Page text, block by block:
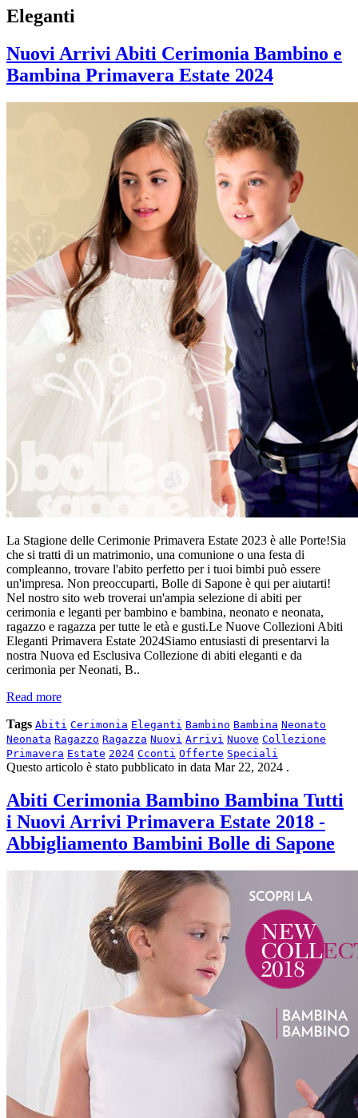
Eleganti
Nuovi Arrivi Abiti Cerimonia Bambino e
Bambina Primavera Estate 2024
La Stagione delle Cerimonie Primavera Estate 2023 è alle Porte!Sia
che si tratti di un matrimonio, una comunione o una festa di
compleanno, trovare l'abito perfetto per i tuoi bimbi può essere
un'impresa. Non preoccuparti, Bolle di Sapone è qui per aiutarti!
Nel nostro sito web troverai un'ampia selezione di abiti per
cerimonia e leganti per bambino e bambina, neonato e neonata,
ragazzo e ragazza per tutte le età e gusti.Le Nuove Collezioni Abiti
Eleganti Primavera Estate 2024Siamo entusiasti di presentarvi la
nostra Nuova ed Esclusiva Collezione di abiti eleganti e da
cerimonia per Neonati, B..
Read more
Tags Abiti Cerimonia Eleganti Bambino Bambina Neonato
Neonata Ragazzo Ragazza Nuovi Arrivi Nuove Collezione
Primavera Estate 2024 Cconti Offerte Speciali
Questo articolo è stato pubblicato in data Mar 22, 2024 .
Abiti Cerimonia Bambino Bambina Tutti
i Nuovi Arrivi Primavera Estate 2018 -
Abbigliamento Bambini Bolle di Sapone